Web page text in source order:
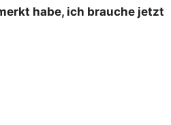
habe, ich brauche jetzt